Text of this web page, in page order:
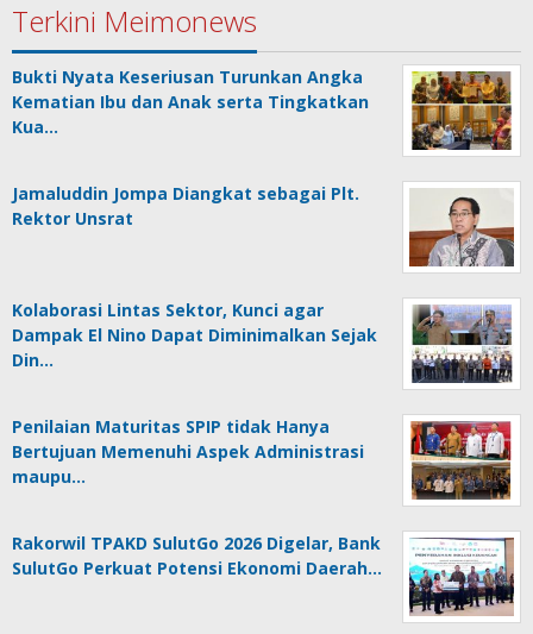
Terkini Meimonews
Bukti Nyata Keseriusan Turunkan Angka
Kematian Ibu dan Anak serta Tingkatkan
Kua…
Jamaluddin Jompa Diangkat sebagai Plt.
Rektor Unsrat
Kolaborasi Lintas Sektor, Kunci agar
Dampak El Nino Dapat Diminimalkan Sejak
Din…
Penilaian Maturitas SPIP tidak Hanya
Bertujuan Memenuhi Aspek Administrasi
maupu…
Rakorwil TPAKD SulutGo 2026 Digelar, Bank
SulutGo Perkuat Potensi Ekonomi Daerah…